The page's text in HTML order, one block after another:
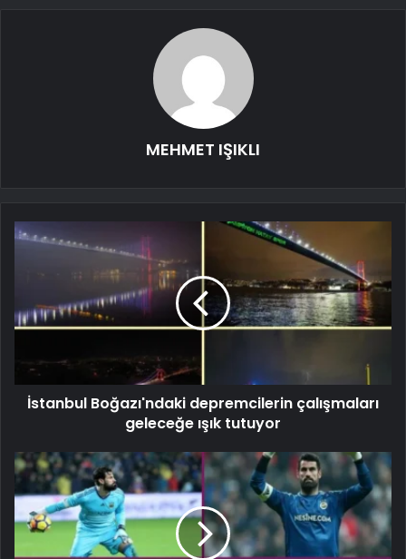
MEHMET IŞIKLI
İstanbul Boğazı'ndaki depremcilerin çalışmaları
geleceğe ışık tutuyor